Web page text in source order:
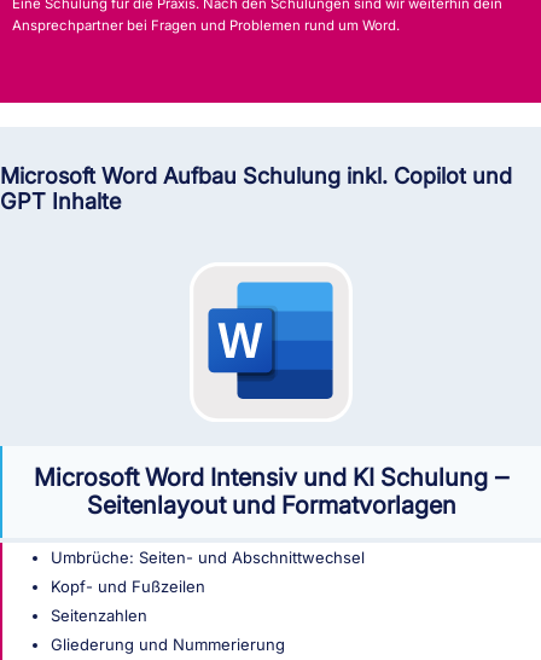
Eine Schulung für die Praxis. Nach den Schulungen sind wir weiterhin dein
Ansprechpartner bei Fragen und Problemen rund um Word.
Microsoft Word Aufbau Schulung inkl. Copilot und
GPT Inhalte
Microsoft Word Intensiv und KI Schulung ‒
Seitenlayout und Formatvorlagen
Umbrüche: Seiten- und Abschnittwechsel
Kopf- und Fußzeilen
Seitenzahlen
Gliederung und Nummerierung